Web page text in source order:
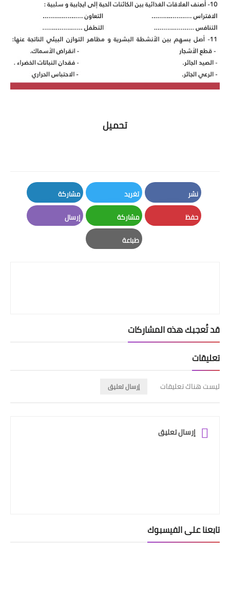
تحميل
نشر
Facebook
تغريد
Twitter
مشاركة
LinkedIn
حفظ مشاركة
Whatsapp
إرسال
طباعة
قد تُعجبك هذه المشاركات
تعليقات
ليست هناك تعليقات إرسال تعليق
إرسال تعليق
تابعنا على الفيسبوك